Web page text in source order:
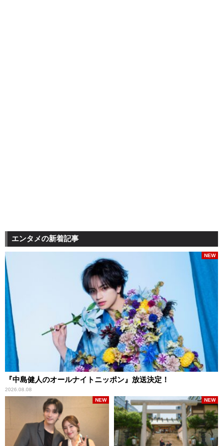
エンタメの新着記事
『中島健人のオールナイトニッポン』放送決定！
2026.08.08
NEW
NEW NEW